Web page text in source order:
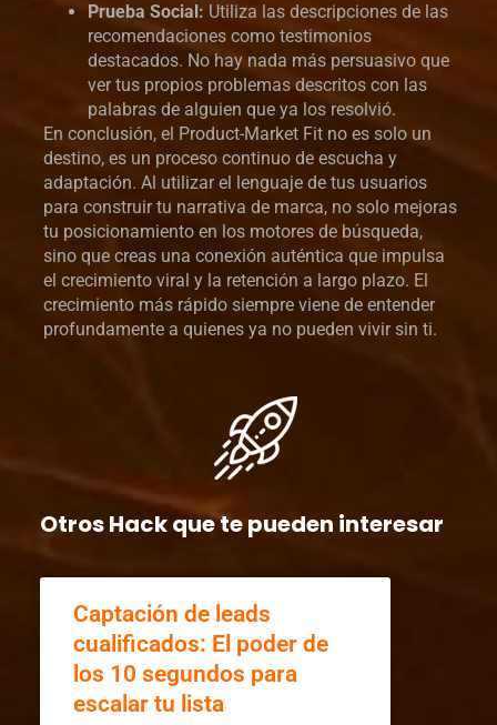
Prueba Social: Utiliza las descripciones de las
recomendaciones como testimonios
destacados. No hay nada más persuasivo que
ver tus propios problemas descritos con las
palabras de alguien que ya los resolvió.
En conclusión, el Product-Market Fit no es solo un
destino, es un proceso continuo de escucha y
adaptación. Al utilizar el lenguaje de tus usuarios
para construir tu narrativa de marca, no solo mejoras
tu posicionamiento en los motores de búsqueda,
sino que creas una conexión auténtica que impulsa
el crecimiento viral y la retención a largo plazo. El
crecimiento más rápido siempre viene de entender
profundamente a quienes ya no pueden vivir sin ti.
Otros Hack que te pueden interesar
Captación de leads
cualificados: El poder de
los 10 segundos para
escalar tu lista